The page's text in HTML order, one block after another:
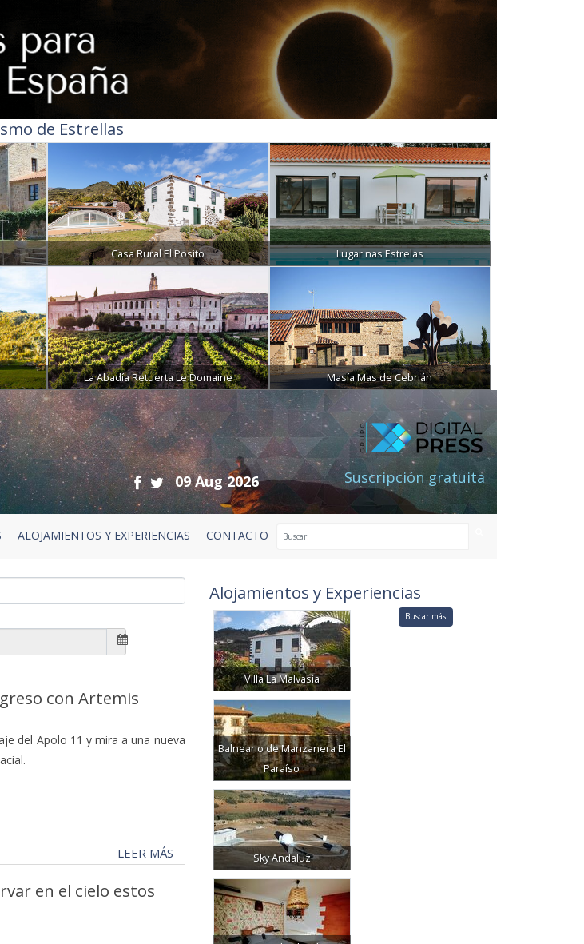
de Estrellas
Casa Rural El Posito Lugar nas Estrelas
La Abadía Retuerta Le Domaine Masía Mas de Cebrián
09 Aug 2026 Suscripción gratuita
ALOJAMIENTOS Y EXPERIENCIAS CONTACTO
con Artemis
del Apolo 11 y mira a una nueva
LEER MÁS
en el cielo estos
Alojamientos y Experiencias
Villa La Malvasía
Balneario de Manzanera El
Paraíso
Sky Andaluz
Buscar más